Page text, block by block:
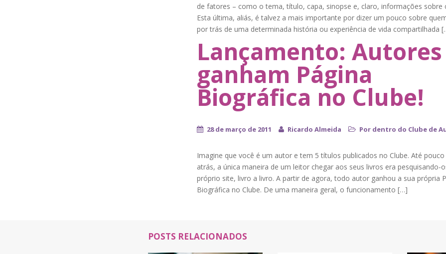
de fatores – como o tema, título, capa, sinopse e, claro, informações sobre
Esta última, aliás, é talvez a mais importante por dizer um pouco sobre
por trás de uma determinada história ou experiência de vida compartilhada
Lançamento: Autores
ganham Página
Biográfica no Clube!
28 de março de 2011 Ricardo Almeida Por dentro do Clube de
Imagine que você é um autor e tem 5 títulos publicados no Clube. Até
atrás, a única maneira de um leitor chegar aos seus livros era pesquisando-
próprio site, livro a livro. A partir de agora, todo autor ganhou a sua própria
Biográfica no Clube. De uma maneira geral, o funcionamento […]
POSTS RELACIONADOS